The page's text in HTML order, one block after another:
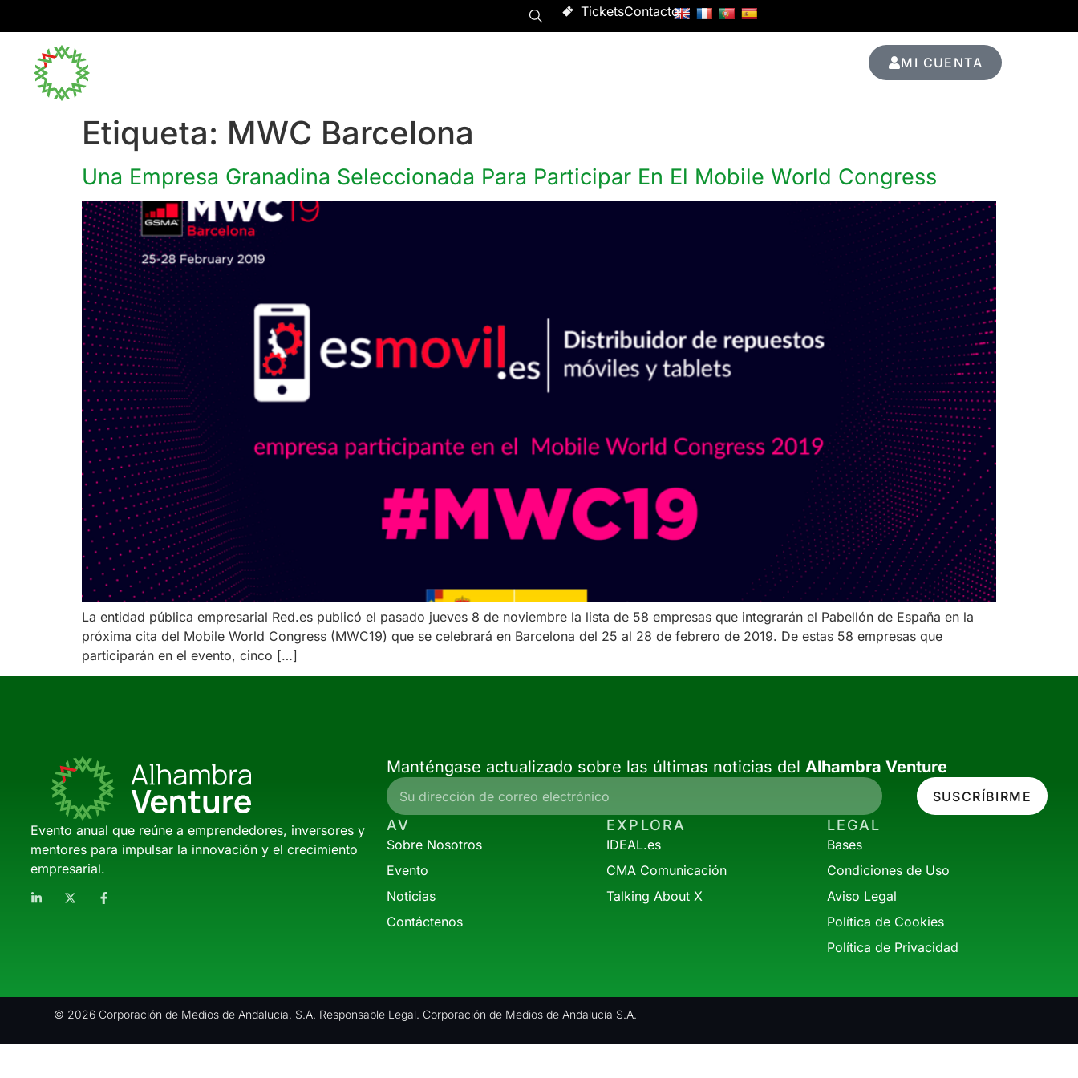
TicketsContacto
MI CUENTA
Etiqueta: MWC Barcelona
Una Empresa Granadina Seleccionada Para Participar En El Mobile World Congress
La entidad pública empresarial Red.es publicó el pasado jueves 8 de noviembre la lista de 58 empresas que integrarán el Pabellón de España en la
próxima cita del Mobile World Congress (MWC19) que se celebrará en Barcelona del 25 al 28 de febrero de 2019. De estas 58 empresas que
participarán en el evento, cinco […]
Evento anual que reúne a emprendedores, inversores y
mentores para impulsar la innovación y el crecimiento
empresarial.
Manténgase actualizado sobre las últimas noticias del Alhambra Venture
SUSCRÍBIRME
AV
Sobre Nosotros
Evento
Noticias
Contáctenos
EXPLORA
IDEAL.es
CMA Comunicación
Talking About X
LEGAL
Bases
Condiciones de Uso
Aviso Legal
Política de Cookies
Política de Privacidad
© 2026 Corporación de Medios de Andalucía, S.A. Responsable Legal. Corporación de Medios de Andalucía S.A.